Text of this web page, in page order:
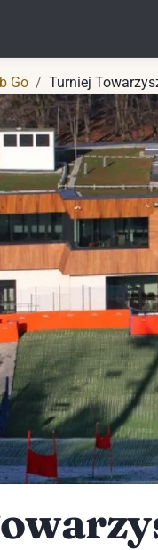
Go / Turniej